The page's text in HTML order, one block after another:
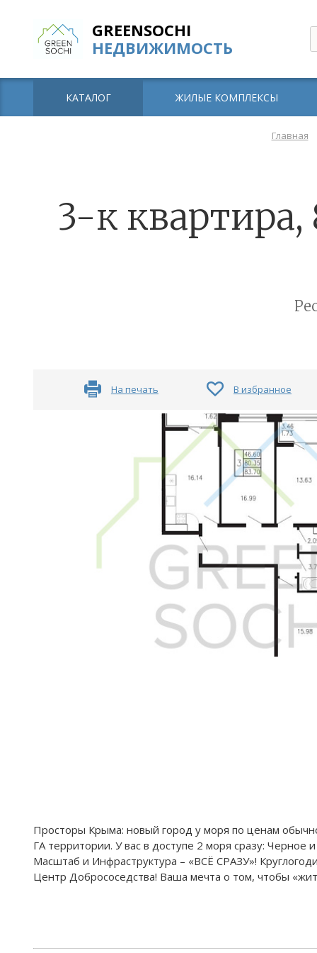
GREENSOCHI
НЕДВИЖИМОСТЬ
КАТАЛОГ ЖИЛЫЕ КОМПЛЕКСЫ
Главная
3-к
На печать В избранное
Просторы Крыма: новый город у моря по ценам
ГА территории. У вас в доступе 2 моря сразу: Черное
Масштаб и Инфраструктура – «ВСЁ СРАЗУ»!
Центр Добрососедства! Ваша мечта о том, чтобы